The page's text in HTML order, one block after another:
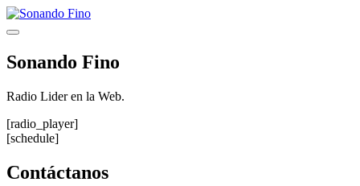
Saltar
al
Menú
Sonando Fino
Radio Lider en la Web.
[radio_player]
[schedule]
Contáctanos